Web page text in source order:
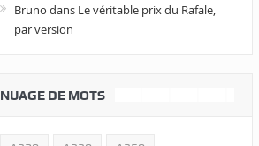
Bruno dans Le véritable prix du Rafale,
par version
NUAGE DE MOTS